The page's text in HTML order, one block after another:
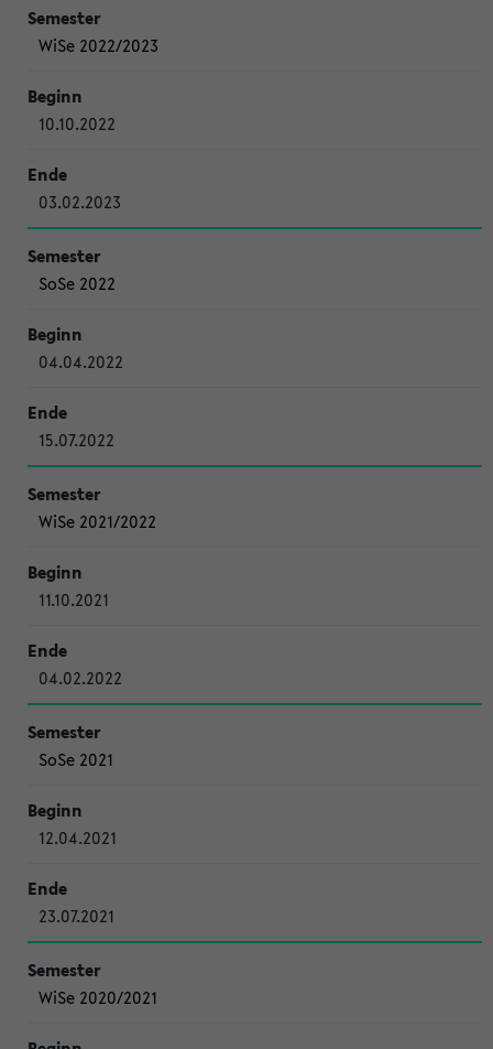
WiSe 2022/2023
10.10.2022
03.02.2023
SoSe 2022
04.04.2022
15.07.2022
WiSe 2021/2022
11.10.2021
04.02.2022
SoSe 2021
12.04.2021
23.07.2021
WiSe 2020/2021